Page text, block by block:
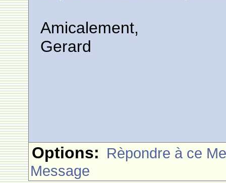
Amicalement,
Gerard
Options: Rèpondre à ce
Message